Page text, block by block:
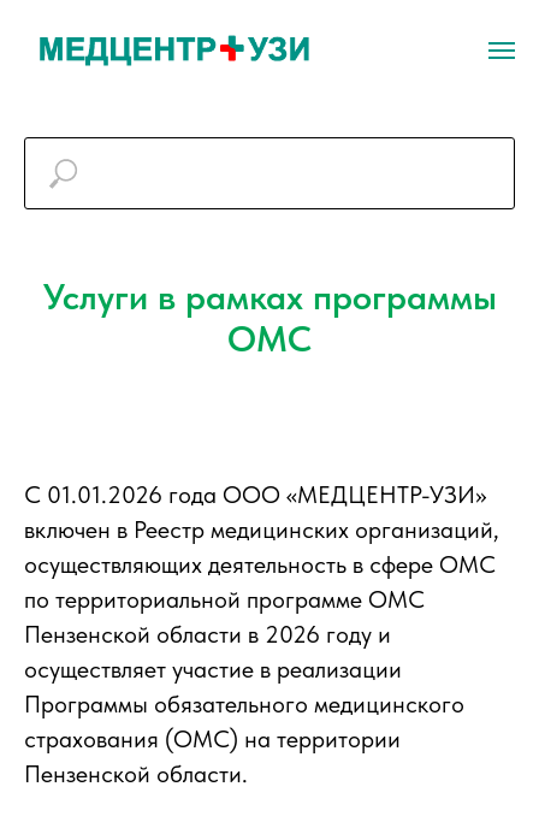
Услуги в рамках программы
ОМС
С 01.01.2026 года ООО «МЕДЦЕНТР-УЗИ»
включен в Реестр медицинских организаций,
осуществляющих деятельность в сфере ОМС
по территориальной программе ОМС
Пензенской области в 2026 году и
осуществляет участие в реализации
Программы обязательного медицинского
страхования (ОМС) на территории
Пензенской области.